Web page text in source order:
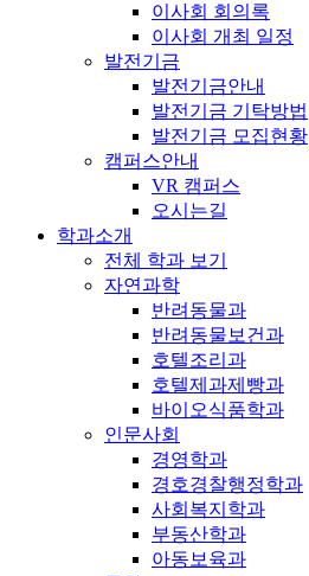
이사회 회의록
이사회 개최 일정
발전기금
발전기금안내
발전기금 기탁방법
발전기금 모집현황
캠퍼스안내
VR 캠퍼스
오시는길
학과소개
전체 학과 보기
자연과학
반려동물과
반려동물보건과
호텔조리과
호텔제과제빵과
바이오식품학과
인문사회
경영학과
경호경찰행정학과
사회복지학과
부동산학과
아동보육과